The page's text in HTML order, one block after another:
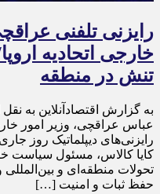
رایزنی تلفنی
خارجی اتحادیه
تنش در منطقه
به گزارش اقتصادآنلاین به
عباس عراقچی، وزیر امور
رایزنی‌های دیپلماتیک روز
کایا کالاس، مسئول سیاست
تحولات منطقه‌ای و
حفظ ثبات و امنیت […]